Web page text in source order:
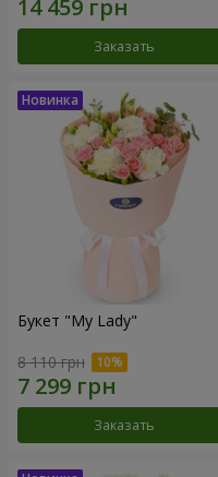
Заказать
Букет "My Lady"
8 110 грн
Заказать